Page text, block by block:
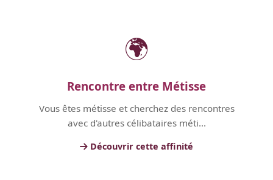
🌍
Rencontre entre Métisse
Vous êtes métisse et cherchez des rencontres
avec d'autres célibataires méti...
Découvrir cette affinité